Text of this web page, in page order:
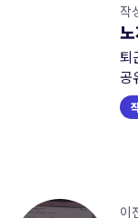
작
퇴
공
이